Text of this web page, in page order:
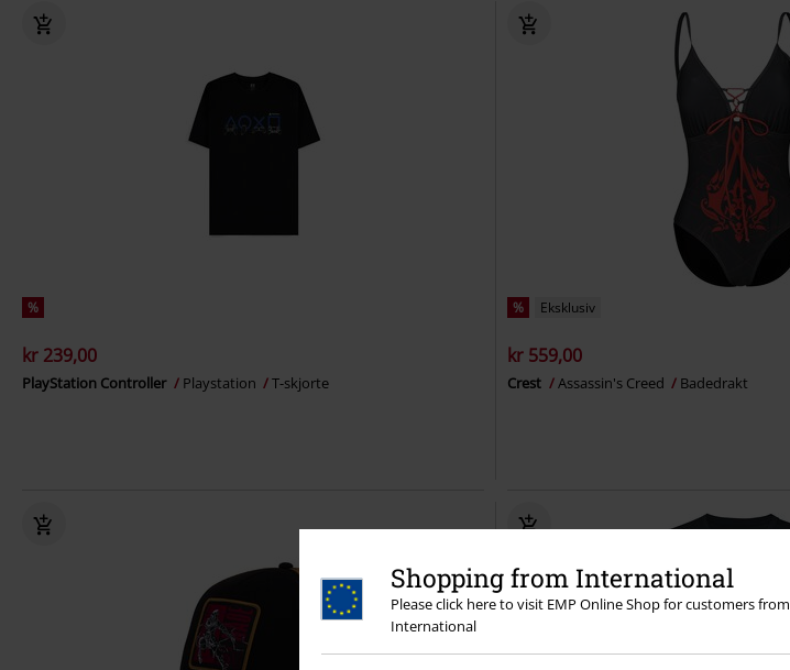
Shopping from International
Please click here to visit EMP Online Shop for customers from
International
%
kr 239,00
PlayStation Controller Playstation T-skjorte
% Eksklusiv
kr 559,00
Crest Assassin's Creed Badedrakt